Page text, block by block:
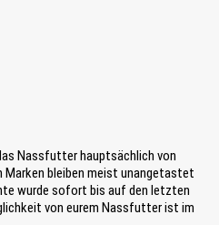
Nassfutter hauptsächlich von
Marken bleiben meist unangetastet
wurde sofort bis auf den letzten
von eurem Nassfutter ist im